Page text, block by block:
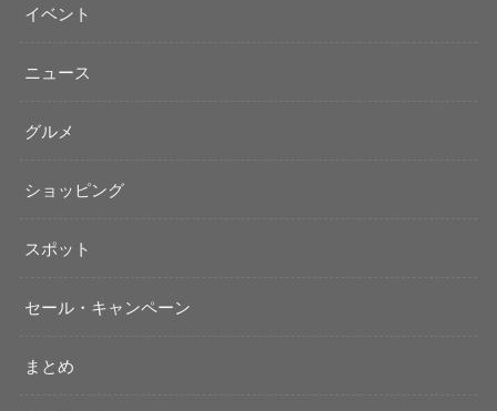
イベント
ニュース
グルメ
ショッピング
スポット
セール・キャンペーン
まとめ